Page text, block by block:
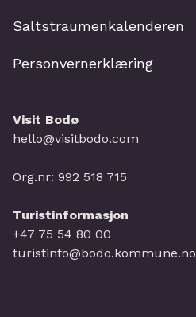
Saltstraumenkalenderen
Personvernerklæring
Visit Bodø
hello@visitbodo.com
Org.nr: 992 518 715
Turistinformasjon
+47 75 54 80 00
turistinfo@bodo.kommune.no